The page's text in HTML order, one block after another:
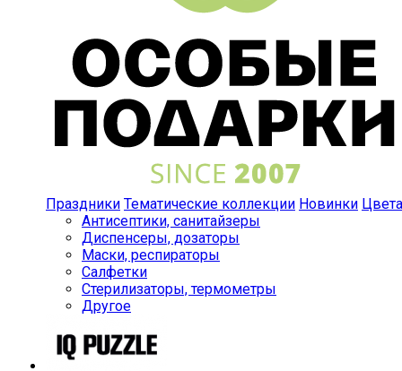
Праздники Тематические коллекции Новинки Цвета
Антисептики, санитайзеры
Диспенсеры, дозаторы
Маски, респираторы
Салфетки
Стерилизаторы, термометры
Другое